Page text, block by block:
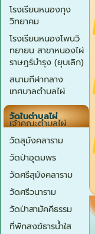
โรงเรียนหนองกุง
วิทยาคม
โรงเรียนหนองโพนวิ
ทยายน สาขาหนองไผ่
ราษฎร์บำรุง (ยุบเลิก)
สนามกีฬากลาง
เทศบาลตำบลไผ่
วัดในตำบลไผ่
เจ้าคณะตำบลไผ่
วัดสุมังคลาราม
วัดป่าอุดมพร
วัดศรีสุมังคลาราม
วัดศรีวนาราม
วัดป่าสามัคคีธรรม
ที่พักสงฆ์ธารน้ำใส